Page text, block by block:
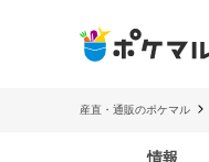
産直・通販のポケマル
情報